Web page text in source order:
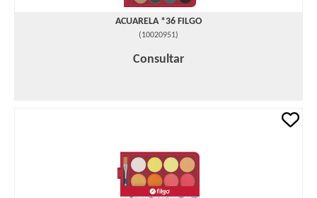
ACUARELA *36 FILGO
(10020951)
Consultar